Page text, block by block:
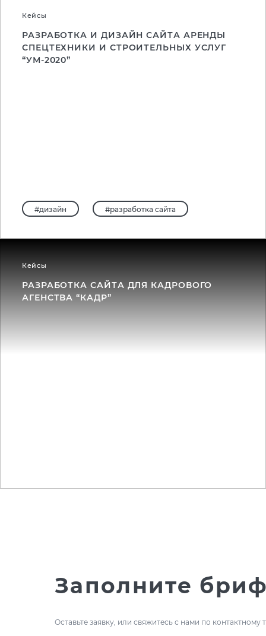
Кейсы
РАЗРАБОТКА И ДИЗАЙН САЙТА АРЕНДЫ
СПЕЦТЕХНИКИ И СТРОИТЕЛЬНЫХ УСЛУГ
“УМ-2020”
#дизайн #разработка сайта
Кейсы
РАЗРАБОТКА САЙТА ДЛЯ КАДРОВОГО
АГЕНСТВА “КАДР”
Заполните бриф
Оставьте заявку, или свяжитесь с нами по контактному